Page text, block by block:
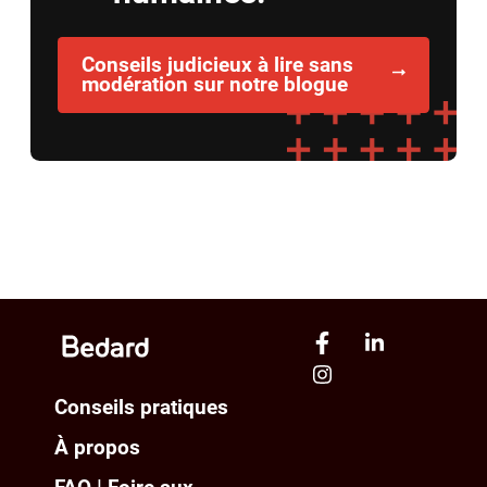
Conseils judicieux à lire sans
modération sur notre blogue
Conseils pratiques
À propos